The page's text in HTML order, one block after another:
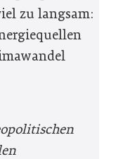
zu langsam: